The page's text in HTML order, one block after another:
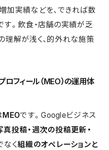
加実績などを、できれば数
す。飲食・店舗の実績が乏
理解が浅く、的外れな施策
フィール（MEO）の運用体
MEOです。Googleビジネス
真投稿・週次の投稿更新・
なく組織のオペレーションと